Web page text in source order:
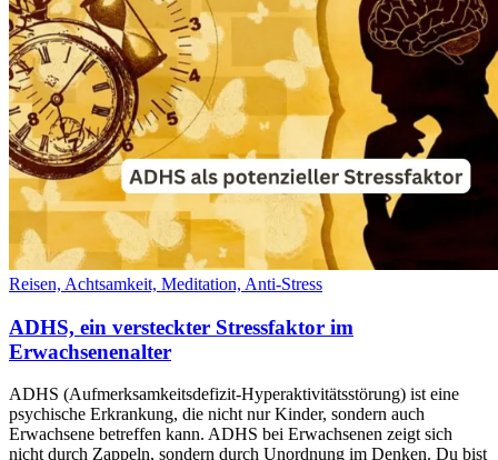
Reisen, Achtsamkeit, Meditation, Anti-Stress
ADHS, ein versteckter Stressfaktor im
Erwachsenenalter
ADHS (Aufmerksamkeitsdefizit-Hyperaktivitätsstörung) ist eine
psychische Erkrankung, die nicht nur Kinder, sondern auch
Erwachsene betreffen kann. ADHS bei Erwachsenen zeigt sich
nicht durch Zappeln, sondern durch Unordnung im Denken. Du bist